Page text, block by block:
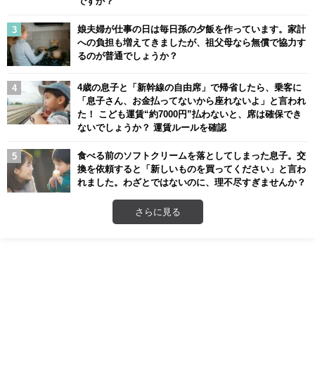
娘夫婦が仕事の日は毎日孫の夕飯を作っています。家計
への負担も増えてきましたが、祖父母なら無償で協力す
るのが普通でしょうか？
4歳の息子と「新幹線の自由席」で帰省したら、乗客に
「息子さん、お金払ってないから座れないよ」と言われ
た！ こども運賃“約7000円”払わないと、席は確保でき
ないでしょうか？ 運賃ルールを確認
食べる前のソフトクリームを落としてしまった息子。交
換を依頼すると「新しいものを買ってください」と言わ
れました。わざとではないのに、理不尽すぎませんか？
さらに見る